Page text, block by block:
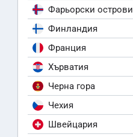
Фарьорски острови
Финландия
Франция
Хърватия
Черна гора
Чехия
Швейцария